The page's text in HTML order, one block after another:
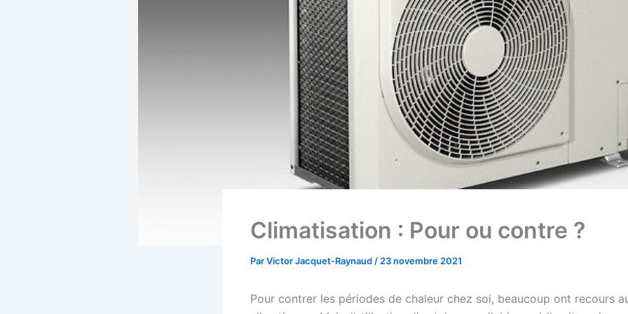
Climatisation : Pour ou contre ?
ParVictor Jacquet-Raynaud/23 novembre 2021
Pour contrer les périodes de chaleur chez soi, beaucoup ont recours